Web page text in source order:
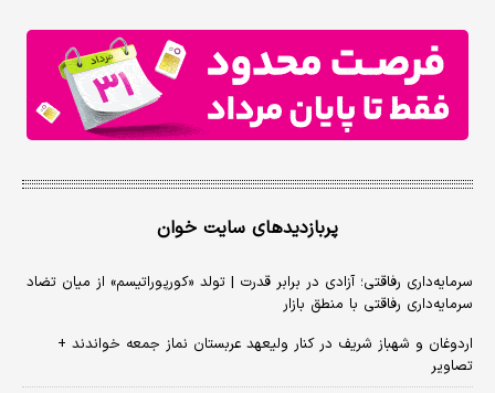
پربازدیدهای سایت خوان
سرمایه‌داری رفاقتی؛ آزادی در برابر قدرت | تولد «کورپوراتیسم» از میان تضاد
سرمایه‌داری رفاقتی با منطق بازار
اردوغان و شهباز شریف در کنار ولیعهد عربستان نماز جمعه خواندند +
تصاویر